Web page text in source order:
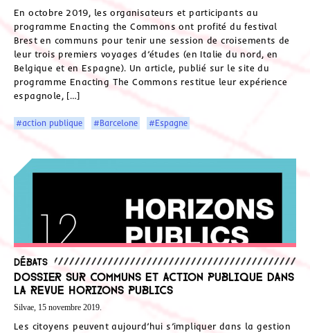
En octobre 2019, les organisateurs et participants au
programme Enacting the Commons ont profité du festival
Brest en communs pour tenir une session de croisements de
leur trois premiers voyages d’études (en Italie du nord, en
Belgique et en Espagne). Un article, publié sur le site du
programme Enacting The Commons restitue leur expérience
espagnole, […]
#action publique #Barcelone #Espagne
Débats
Dossier sur Communs et action publique dans
la revue Horizons Publics
Silvae, 15 novembre 2019.
Les citoyens peuvent aujourd’hui s’impliquer dans la gestion